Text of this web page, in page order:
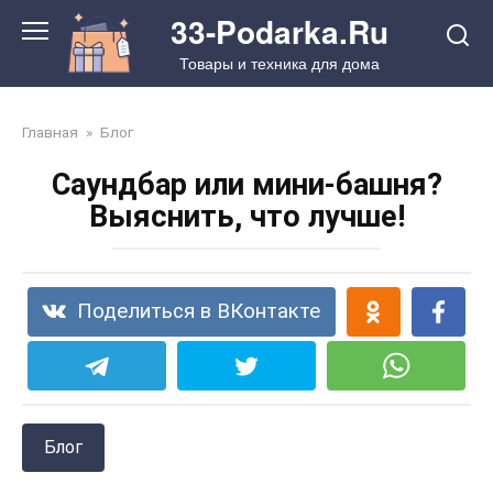
контенту
33-Podarka.Ru
Товары и техника для дома
Главная » Блог
Саундбар или мини-башня?
Выяснить, что лучше!
Поделиться в ВКонтакте
Блог